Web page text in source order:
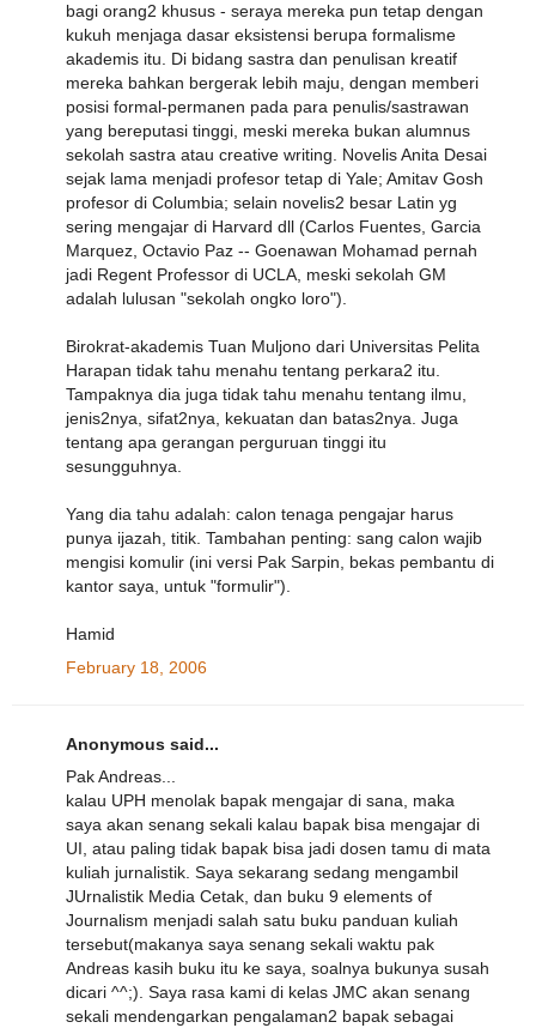
bagi orang2 khusus - seraya mereka pun tetap dengan
kukuh menjaga dasar eksistensi berupa formalisme
akademis itu. Di bidang sastra dan penulisan kreatif
mereka bahkan bergerak lebih maju, dengan memberi
posisi formal-permanen pada para penulis/sastrawan
yang bereputasi tinggi, meski mereka bukan alumnus
sekolah sastra atau creative writing. Novelis Anita Desai
sejak lama menjadi profesor tetap di Yale; Amitav Gosh
profesor di Columbia; selain novelis2 besar Latin yg
sering mengajar di Harvard dll (Carlos Fuentes, Garcia
Marquez, Octavio Paz -- Goenawan Mohamad pernah
jadi Regent Professor di UCLA, meski sekolah GM
adalah lulusan "sekolah ongko loro").
Birokrat-akademis Tuan Muljono dari Universitas Pelita
Harapan tidak tahu menahu tentang perkara2 itu.
Tampaknya dia juga tidak tahu menahu tentang ilmu,
jenis2nya, sifat2nya, kekuatan dan batas2nya. Juga
tentang apa gerangan perguruan tinggi itu
sesungguhnya.
Yang dia tahu adalah: calon tenaga pengajar harus
punya ijazah, titik. Tambahan penting: sang calon wajib
mengisi komulir (ini versi Pak Sarpin, bekas pembantu di
kantor saya, untuk "formulir").
Hamid
February 18, 2006
Anonymous said...
Pak Andreas...
kalau UPH menolak bapak mengajar di sana, maka
saya akan senang sekali kalau bapak bisa mengajar di
UI, atau paling tidak bapak bisa jadi dosen tamu di mata
kuliah jurnalistik. Saya sekarang sedang mengambil
JUrnalistik Media Cetak, dan buku 9 elements of
Journalism menjadi salah satu buku panduan kuliah
tersebut(makanya saya senang sekali waktu pak
Andreas kasih buku itu ke saya, soalnya bukunya susah
dicari ^^;). Saya rasa kami di kelas JMC akan senang
sekali mendengarkan pengalaman2 bapak sebagai